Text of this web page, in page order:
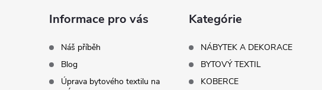
Informace pro vás
Náš příběh
Blog
Úprava bytového textilu na
Kategórie
NÁBYTEK A DEKORACE
BYTOVÝ TEXTIL
KOBERCE